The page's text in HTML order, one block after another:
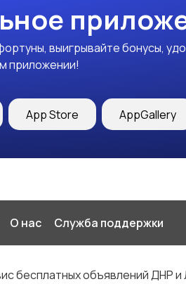
выигрывайте бонусы,
приложении!
App Store AppGallery
О нас Служба поддержки
бесплатных объявлений ДНР и